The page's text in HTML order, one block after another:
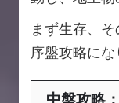
まず生存、
序盤攻略にな